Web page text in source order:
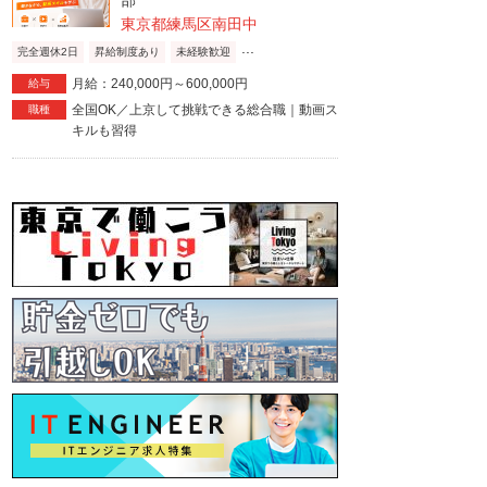
東京都練馬区南田中
完全週休2日 昇給制度あり 未経験歓迎
給与 月給：240,000円～600,000円
職種
全国OK／上京して挑戦できる総合職｜動画ス
キルも習得